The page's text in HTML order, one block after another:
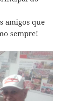
amigos que
sempre!